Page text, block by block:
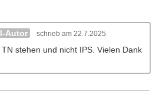
Autor am 22.7.2025
stehen und nicht IPS. Vielen Dank